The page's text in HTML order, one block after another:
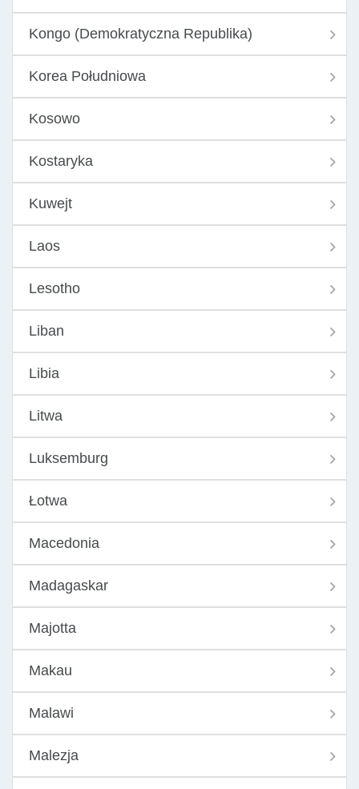
Kongo (Demokratyczna Republika)
Korea Południowa
Kosowo
Kostaryka
Kuwejt
Laos
Lesotho
Liban
Libia
Litwa
Luksemburg
Łotwa
Macedonia
Madagaskar
Majotta
Makau
Malawi
Malezja